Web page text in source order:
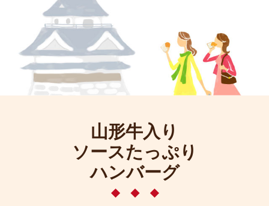
山形牛入り
ソースたっぷり
ハンバーグ